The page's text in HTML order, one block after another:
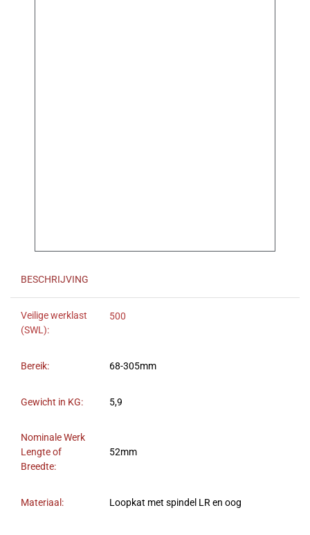
BESCHRIJVING
Veilige werklast
(SWL):
500
Bereik: 68-305mm
Gewicht in KG: 5,9
Nominale Werk
Lengte of
Breedte:
52mm
Materiaal: Loopkat met spindel LR en oog